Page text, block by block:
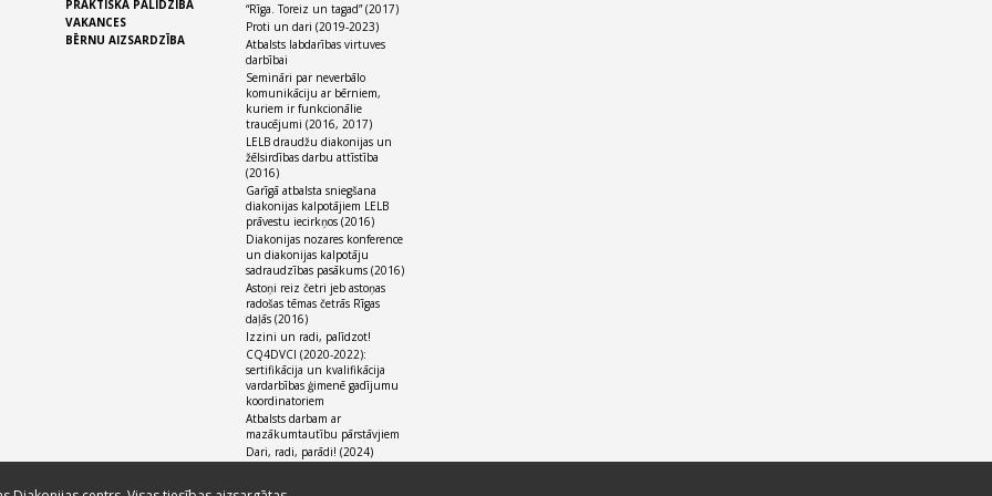
PRAKTISKĀ PALĪDZĪBA
VAKANCES
BĒRNU AIZSARDZĪBA
“Rīga. Toreiz un tagad” (2017)
Proti un dari (2019-2023)
Atbalsts labdarības virtuves
darbībai
Semināri par neverbālo
komunikāciju ar bērniem,
kuriem ir funkcionālie
traucējumi (2016, 2017)
LELB draudžu diakonijas un
žēlsirdības darbu attīstība
(2016)
Garīgā atbalsta sniegšana
diakonijas kalpotājiem LELB
prāvestu iecirkņos (2016)
Diakonijas nozares konference
un diakonijas kalpotāju
sadraudzības pasākums (2016)
Astoņi reiz četri jeb astoņas
radošas tēmas četrās Rīgas
daļās (2016)
Izzini un radi, palīdzot!
CQ4DVCI (2020-2022):
sertifikācija un kvalifikācija
vardarbības ģimenē gadījumu
koordinatoriem
Atbalsts darbam ar
mazākumtautību pārstāvjiem
Dari, radi, parādi! (2024)